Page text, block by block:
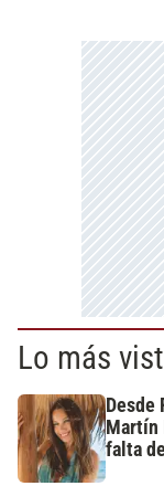
Lo más
Desde
Martín
falta